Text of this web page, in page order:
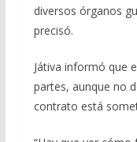
diversos órganos
precisó.
Játiva informó que
partes, aunque no
contrato está